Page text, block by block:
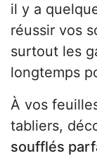
il y a
réussir vos
surtout les
longtemps
À vos
tabliers,
soufflés